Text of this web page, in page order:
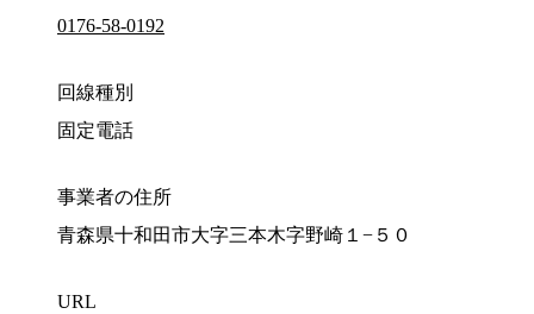
0176-58-0192
回線種別
固定電話
事業者の住所
青森県十和田市大字三本木字野崎１−５０
URL